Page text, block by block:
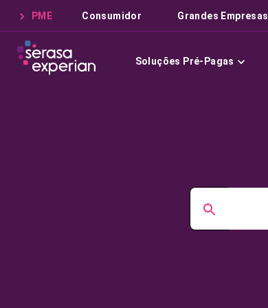
PME Consumidor Grandes Empresas
Soluções Pré-Pagas